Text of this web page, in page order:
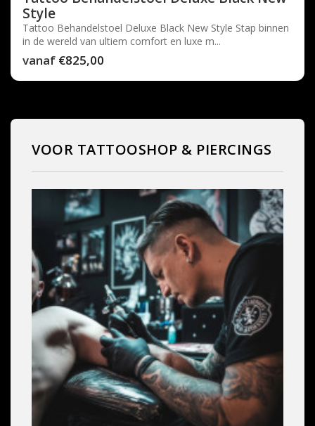
Style
Tattoo Behandelstoel Deluxe Black New Style Stap binnen
in de wereld van ultiem comfort en luxe m...
vanaf €825,00
VOOR TATTOOSHOP & PIERCINGS